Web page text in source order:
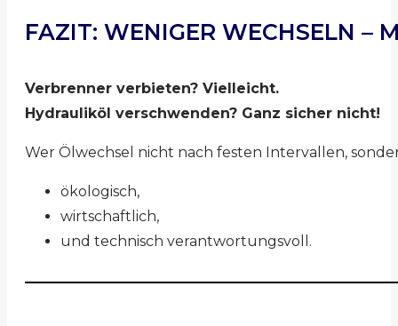
FAZIT: WENIGER WECHSELN –
Verbrenner verbieten? Vielleicht.
Hydrauliköl verschwenden? Ganz sicher nicht!
Wer Ölwechsel nicht nach festen Intervallen,
ökologisch,
wirtschaftlich,
und technisch verantwortungsvoll.